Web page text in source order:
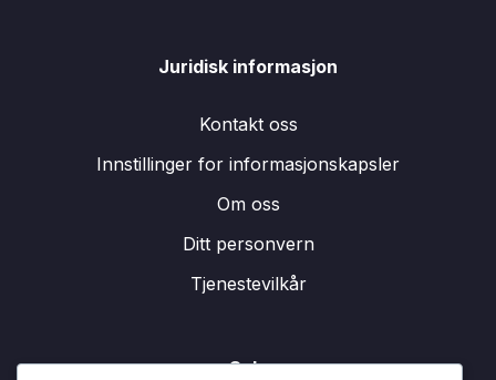
Juridisk informasjon
Kontakt oss
Innstillinger for informasjonskapsler
Om oss
Ditt personvern
Tjenestevilkår
Søk